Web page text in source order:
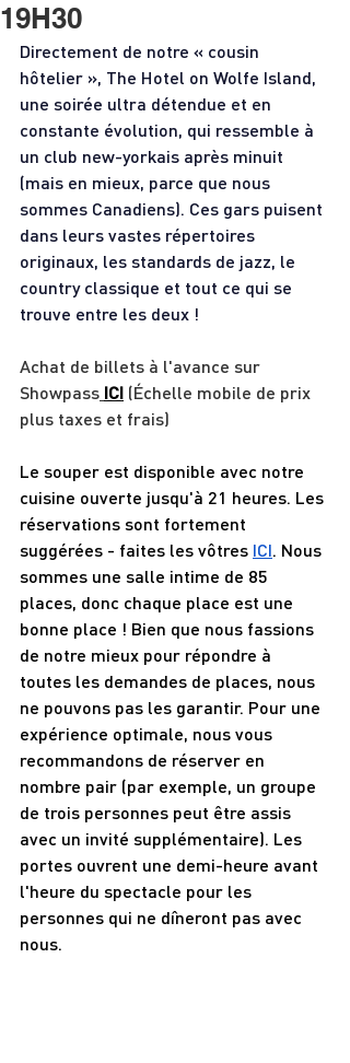
19H30
Directement de notre « cousin
hôtelier », The Hotel on Wolfe Island,
une soirée ultra détendue et en
constante évolution, qui ressemble à
un club new-yorkais après minuit
(mais en mieux, parce que nous
sommes Canadiens). Ces gars puisent
dans leurs vastes répertoires
originaux, les standards de jazz, le
country classique et tout ce qui se
trouve entre les deux !
Achat de billets à l'avance sur
Showpass ICI (Échelle mobile de prix
plus taxes et frais)
Le souper est disponible avec notre
cuisine ouverte jusqu'à 21 heures. Les
réservations sont fortement
suggérées - faites les vôtres ICI. Nous
sommes une salle intime de 85
places, donc chaque place est une
bonne place ! Bien que nous fassions
de notre mieux pour répondre à
toutes les demandes de places, nous
ne pouvons pas les garantir. Pour une
expérience optimale, nous vous
recommandons de réserver en
nombre pair (par exemple, un groupe
de trois personnes peut être assis
avec un invité supplémentaire). Les
portes ouvrent une demi-heure avant
l'heure du spectacle pour les
personnes qui ne dîneront pas avec
nous.